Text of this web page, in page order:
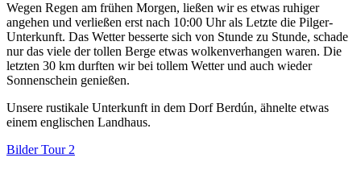
Wegen Regen am frühen Morgen, ließen wir es etwas ruhiger
angehen und verließen erst nach 10:00 Uhr als Letzte die Pilger-
Unterkunft. Das Wetter besserte sich von Stunde zu Stunde, schade
nur das viele der tollen Berge etwas wolkenverhangen waren. Die
letzten 30 km durften wir bei tollem Wetter und auch wieder
Sonnenschein genießen.
Unsere rustikale Unterkunft in dem Dorf Berdún, ähnelte etwas
einem englischen Landhaus.
Bilder Tour 2